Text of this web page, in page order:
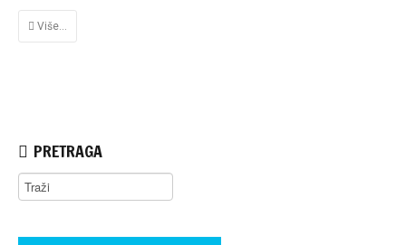
Više...
PRETRAGA